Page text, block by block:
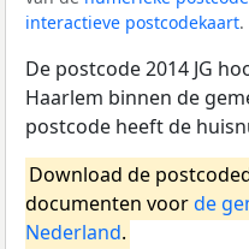
interactieve postcodekaart.
De postcode 2014 JG
Haarlem binnen de
postcode heeft de
Download de
documenten voorde
Nederland.